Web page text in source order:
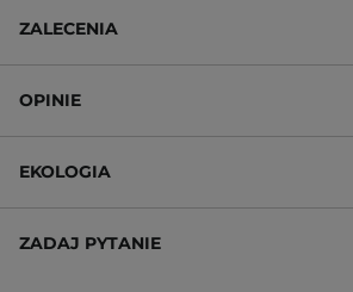
ZALECENIA
OPINIE
EKOLOGIA
ZADAJ PYTANIE